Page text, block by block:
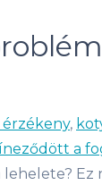
,
a
Ez